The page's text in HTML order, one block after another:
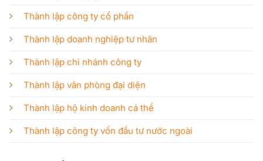
Thành lập công ty cổ phần
Thành lập doanh nghiệp tư nhân
Thành lập chi nhánh công ty
Thành lập văn phòng đại diện
Thành lập hộ kinh doanh cá thể
Thành lập công ty vốn đầu tư nước ngoài